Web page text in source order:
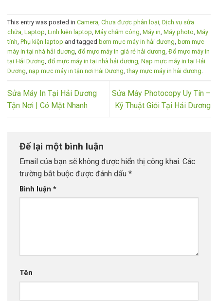
This entry was posted in Camera, Chưa được phân loại, Dịch vụ sửa
chữa, Laptop, Linh kiện laptop, Máy chấm công, Máy in, Máy photo, Máy
tính, Phụ kiện laptop and tagged bơm mực máy in hải dương, bơm mực
máy in tại nhà hải dương, đổ mực máy in giá rẻ hải dương, Đổ mực máy in
tại Hải Dương, đổ mực máy in tại nhà hải dương, Nạp mực máy in tại Hải
Dương, nạp mực máy in tận nơi Hải Dương,thay mực máy in hải dương.
Sửa Máy In Tại Hải Dương
Tận Nơi | Có Mặt Nhanh
Sửa Máy Photocopy Uy Tín –
Kỹ Thuật Giỏi Tại Hải Dương
Để lại một bình luận
Email của bạn sẽ không được hiển thị công khai. Các
trường bắt buộc được đánh dấu *
Bình luận *
Tên